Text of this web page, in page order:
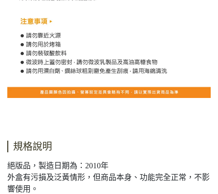
規格說明
絕版品，製造日期為：2010年
外盒有污損及泛黃情形，但商品本身、功能完全正常，不影
響使用。